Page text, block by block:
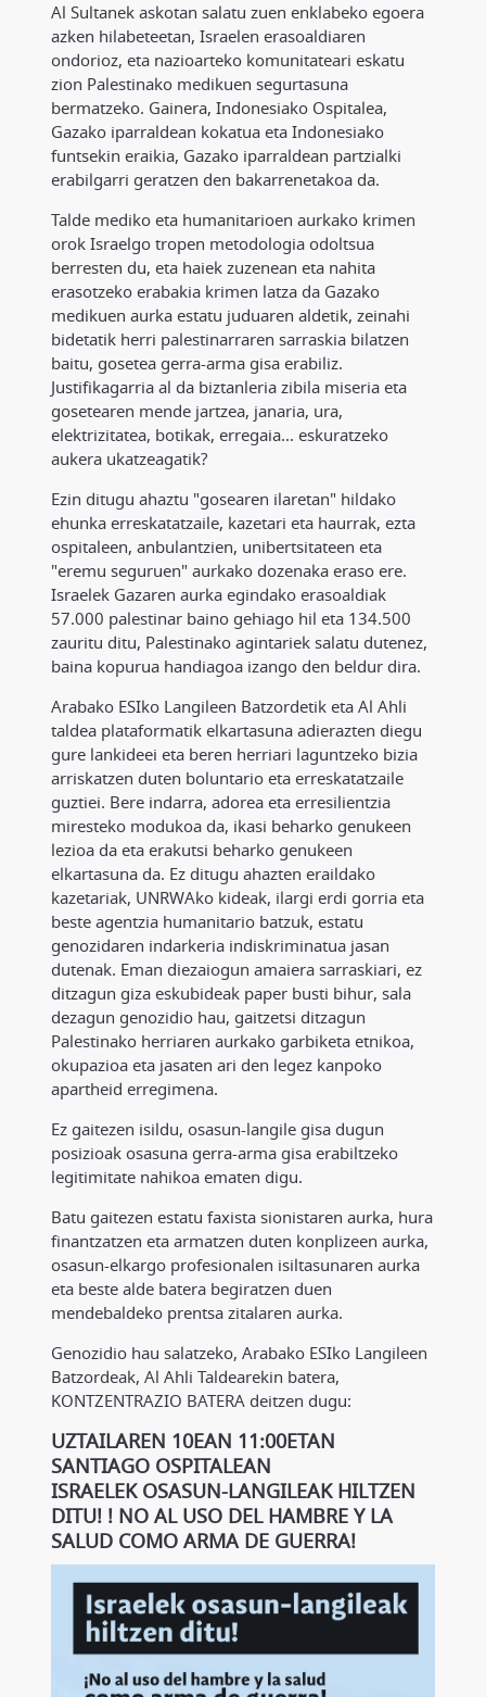
Al Sultanek askotan salatu zuen enklabeko egoera
azken hilabeteetan, Israelen erasoaldiaren
ondorioz, eta nazioarteko komunitateari eskatu
zion Palestinako medikuen segurtasuna
bermatzeko. Gainera, Indonesiako Ospitalea,
Gazako iparraldean kokatua eta Indonesiako
funtsekin eraikia, Gazako iparraldean partzialki
erabilgarri geratzen den bakarrenetakoa da.
Talde mediko eta humanitarioen aurkako krimen
orok Israelgo tropen metodologia odoltsua
berresten du, eta haiek zuzenean eta nahita
erasotzeko erabakia krimen latza da Gazako
medikuen aurka estatu juduaren aldetik, zeinahi
bidetatik herri palestinarraren sarraskia bilatzen
baitu, gosetea gerra-arma gisa erabiliz.
Justifikagarria al da biztanleria zibila miseria eta
gosetearen mende jartzea, janaria, ura,
elektrizitatea, botikak, erregaia... eskuratzeko
aukera ukatzeagatik?
Ezin ditugu ahaztu "gosearen ilaretan" hildako
ehunka erreskatatzaile, kazetari eta haurrak, ezta
ospitaleen, anbulantzien, unibertsitateen eta
"eremu seguruen" aurkako dozenaka eraso ere.
Israelek Gazaren aurka egindako erasoaldiak
57.000 palestinar baino gehiago hil eta 134.500
zauritu ditu, Palestinako agintariek salatu dutenez,
baina kopurua handiagoa izango den beldur dira.
Arabako ESIko Langileen Batzordetik eta Al Ahli
taldea plataformatik elkartasuna adierazten diegu
gure lankideei eta beren herriari laguntzeko bizia
arriskatzen duten boluntario eta erreskatatzaile
guztiei. Bere indarra, adorea eta erresilientzia
miresteko modukoa da, ikasi beharko genukeen
lezioa da eta erakutsi beharko genukeen
elkartasuna da. Ez ditugu ahazten eraildako
kazetariak, UNRWAko kideak, ilargi erdi gorria eta
beste agentzia humanitario batzuk, estatu
genozidaren indarkeria indiskriminatua jasan
dutenak. Eman diezaiogun amaiera sarraskiari, ez
ditzagun giza eskubideak paper busti bihur, sala
dezagun genozidio hau, gaitzetsi ditzagun
Palestinako herriaren aurkako garbiketa etnikoa,
okupazioa eta jasaten ari den legez kanpoko
apartheid erregimena.
Ez gaitezen isildu, osasun-langile gisa dugun
posizioak osasuna gerra-arma gisa erabiltzeko
legitimitate nahikoa ematen digu.
Batu gaitezen estatu faxista sionistaren aurka, hura
finantzatzen eta armatzen duten konplizeen aurka,
osasun-elkargo profesionalen isiltasunaren aurka
eta beste alde batera begiratzen duen
mendebaldeko prentsa zitalaren aurka.
Genozidio hau salatzeko, Arabako ESIko Langileen
Batzordeak, Al Ahli Taldearekin batera,
KONTZENTRAZIO BATERA deitzen dugu:
UZTAILAREN 10EAN 11:00ETAN
SANTIAGO OSPITALEAN
ISRAELEK OSASUN-LANGILEAK HILTZEN
DITU! ! NO AL USO DEL HAMBRE Y LA
SALUD COMO ARMA DE GUERRA!